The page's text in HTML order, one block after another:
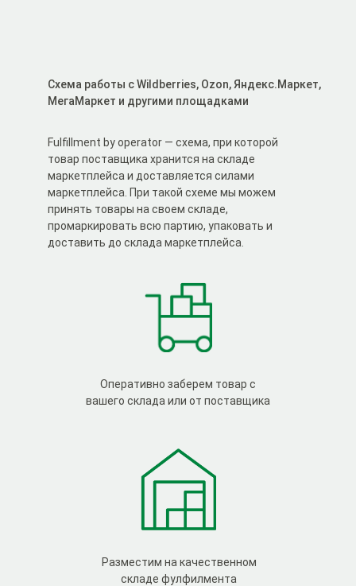
Оперативно заберем товар с
вашего склада или от поставщика
Разместим на качественном
складе фулфилмента
Схема работы с Wildberries, Ozon, Яндекс.Маркет,
МегаМаркет и другими площадками
Fulfillment by operator — схема, при которой
товар поставщика хранится на складе
маркетплейса и доставляется силами
маркетплейса. При такой схеме мы можем
принять товары на своем складе,
промаркировать всю партию, упаковать и
доставить до склада маркетплейса.